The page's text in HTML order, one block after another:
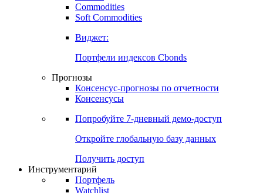
Commodities
Золото
Бензин
Soft Commodities
Виджет:
Портфели индексов Cbonds
Прогнозы
Консенсусы
Попробуйте7-дневный
Откройте глобальную базу данных